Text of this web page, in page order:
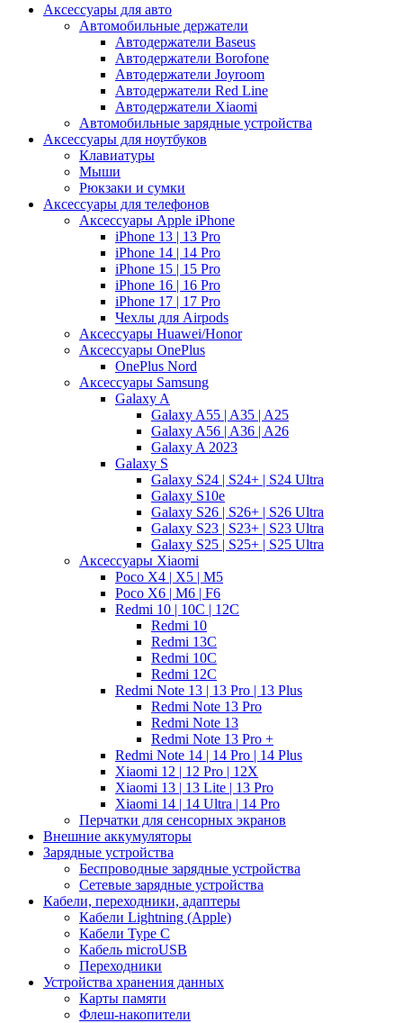
Аксессуары для авто
Автомобильные держатели
Автодержатели Baseus
Автодержатели Borofone
Автодержатели Joyroom
Автодержатели Red Line
Автодержатели Xiaomi
Автомобильные зарядные устройства
Аксессуары для ноутбуков
Клавиатуры
Мыши
Рюкзаки и сумки
Аксессуары для телефонов
Аксессуары Apple iPhone
iPhone 13 | 13 Pro
iPhone 14 | 14 Pro
iPhone 15 | 15 Pro
iPhone 16 | 16 Pro
iPhone 17 | 17 Pro
Чехлы для Airpods
Аксессуары Huawei/Honor
Аксессуары OnePlus
OnePlus Nord
Аксессуары Samsung
Galaxy A
Galaxy A55 | A35 | A25
Galaxy A56 | A36 | A26
Galaxy A 2023
Galaxy S
Galaxy S24 | S24+ | S24 Ultra
Galaxy S10e
Galaxy S26 | S26+ | S26 Ultra
Galaxy S23 | S23+ | S23 Ultra
Galaxy S25 | S25+ | S25 Ultra
Аксессуары Xiaomi
Poco X4 | X5 | M5
Poco X6 | M6 | F6
Redmi 10 | 10C | 12C
Redmi 10
Redmi 13C
Redmi 10C
Redmi 12C
Redmi Note 13 | 13 Pro | 13 Plus
Redmi Note 13 Pro
Redmi Note 13
Redmi Note 13 Pro +
Redmi Note 14 | 14 Pro | 14 Plus
Xiaomi 12 | 12 Pro | 12X
Xiaomi 13 | 13 Lite | 13 Pro
Xiaomi 14 | 14 Ultra | 14 Pro
Перчатки для сенсорных экранов
Внешние аккумуляторы
Зарядные устройства
Беспроводные зарядные устройства
Сетевые зарядные устройства
Кабели, переходники, адаптеры
Кабели Lightning (Apple)
Кабели Type C
Кабель microUSB
Переходники
Устройства хранения данных
Карты памяти
Флеш-накопители